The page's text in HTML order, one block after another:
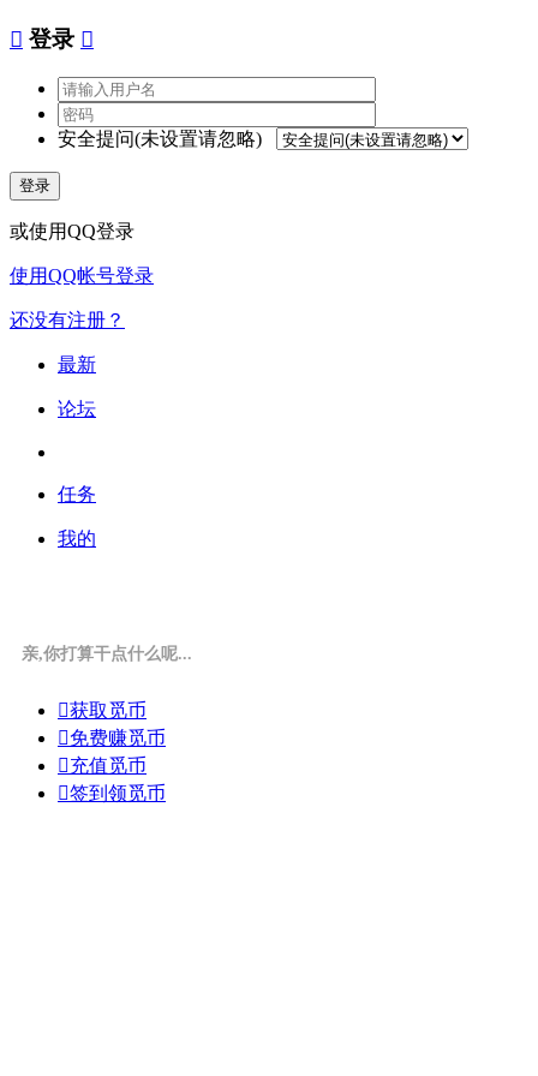
 登录 
安全提问(未设置请忽略)
登录
或使用QQ登录
使用QQ帐号登录
还没有注册？
最新
论坛
任务
我的
亲,你打算干点什么呢...
获取觅币
免费赚觅币
充值觅币
签到领觅币